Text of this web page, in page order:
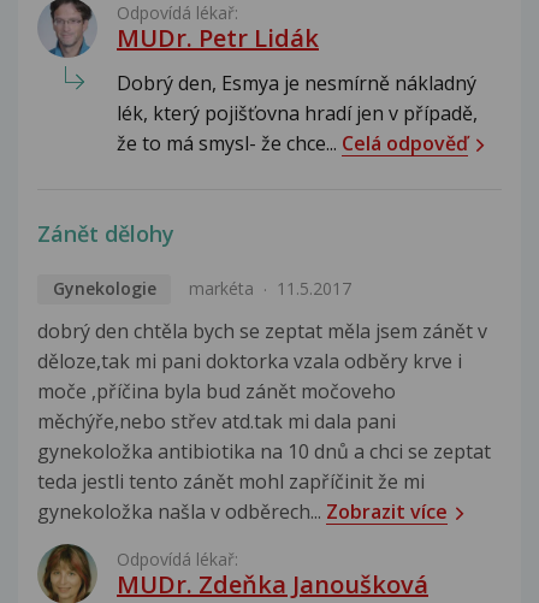
Odpovídá lékař:
MUDr. Petr Lidák
Dobrý den, Esmya je nesmírně nákladný
lék, který pojišťovna hradí jen v případě,
že to má smysl- že chce... Celá odpověď
Zánět dělohy
Gynekologie markéta 11.5.2017
dobrý den chtěla bych se zeptat měla jsem zánět v
děloze,tak mi pani doktorka vzala odběry krve i
moče ,příčina byla bud zánět močoveho
měchýře,nebo střev atd.tak mi dala pani
gynekoložka antibiotika na 10 dnů a chci se zeptat
teda jestli tento zánět mohl zapříčinit že mi
gynekoložka našla v odběrech... Zobrazit více
Odpovídá lékař:
MUDr. Zdeňka Janoušková